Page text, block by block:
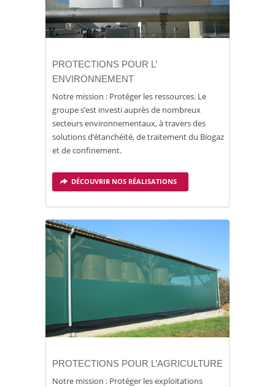
PROTECTIONS POUR L’
ENVIRONNEMENT
Notre mission : Protéger les ressources. Le
groupe s’est investi auprès de nombreux
secteurs environnementaux, à travers des
solutions d’étanchéité, de traitement du Biogaz
et de confinement.
DÉCOUVRIR NOS RÉALISATIONS
PROTECTIONS POUR L’AGRICULTURE
Notre mission : Protéger les exploitations